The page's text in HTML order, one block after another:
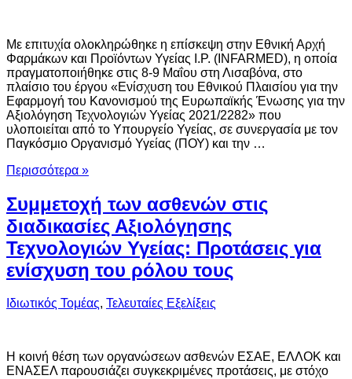
Με επιτυχία ολοκληρώθηκε η επίσκεψη στην Εθνική Αρχή
Φαρμάκων και Προϊόντων Υγείας I.P. (INFARMED), η οποία
πραγματοποιήθηκε στις 8-9 Μαΐου στη Λισαβόνα, στο
πλαίσιο του έργου «Ενίσχυση του Εθνικού Πλαισίου για την
Εφαρμογή του Κανονισμού της Ευρωπαϊκής Ένωσης για την
Αξιολόγηση Τεχνολογιών Υγείας 2021/2282» που
υλοποιείται από το Υπουργείο Υγείας, σε συνεργασία με τον
Παγκόσμιο Οργανισμό Υγείας (ΠΟΥ) και την …
Περισσότερα »
Συμμετοχή των ασθενών στις
διαδικασίες Αξιολόγησης
Τεχνολογιών Υγείας: Προτάσεις για
ενίσχυση του ρόλου τους
Ιδιωτικός Τομέας, Τελευταίες Εξελίξεις
Η κοινή θέση των οργανώσεων ασθενών ΕΣΑΕ, ΕΛΛΟΚ και
ΕΝΑΣΕΛ παρουσιάζει συγκεκριμένες προτάσεις, με στόχο